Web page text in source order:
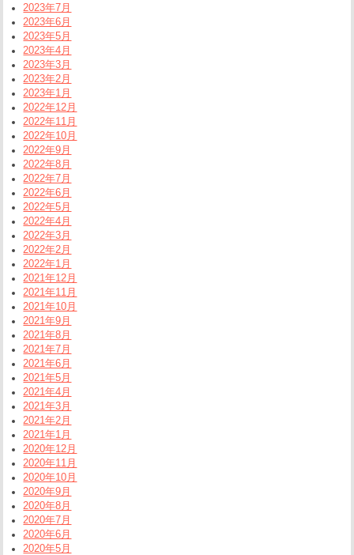
2023年7月
2023年6月
2023年5月
2023年4月
2023年3月
2023年2月
2023年1月
2022年12月
2022年11月
2022年10月
2022年9月
2022年8月
2022年7月
2022年6月
2022年5月
2022年4月
2022年3月
2022年2月
2022年1月
2021年12月
2021年11月
2021年10月
2021年9月
2021年8月
2021年7月
2021年6月
2021年5月
2021年4月
2021年3月
2021年2月
2021年1月
2020年12月
2020年11月
2020年10月
2020年9月
2020年8月
2020年7月
2020年6月
2020年5月